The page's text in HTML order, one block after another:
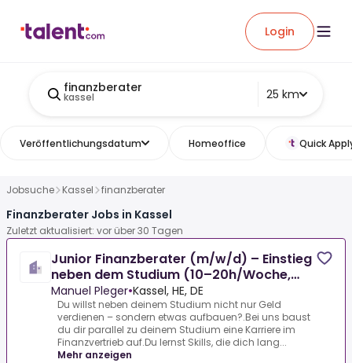
Login
finanzberater
kassel 25 km
Veröffentlichungsdatum Homeoffice Quick
Jobsuche Kassel finanzberater
Finanzberater Jobs in Kassel
Zuletzt aktualisiert: vor über 30 Tagen
Junior Finanzberater (m/w/d) – Einstieg
neben dem Studium (10–20h/Woche,
keine Kaltakquise, German
Manuel Pleger•Kassel, HE, DE
Du willst neben deinem Studium nicht nur Geld
verdienen – sondern etwas aufbauen?.Bei uns baust
du dir parallel zu deinem Studium eine Karriere im
Finanzvertrieb auf.Du lernst Skills, die dich lang...
Mehr anzeigen